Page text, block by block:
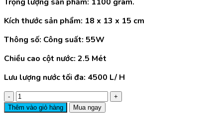
Kích thước sản phẩm: 18 x 13 x 15 cm
Thông số: Công suất: 55W
Chiều cao cột nước: 2.5 Mét
Lưu lượng nước tối đa: 4500 L/ H
Máy
Bơm
Thêm vào giỏ hàng Mua ngay